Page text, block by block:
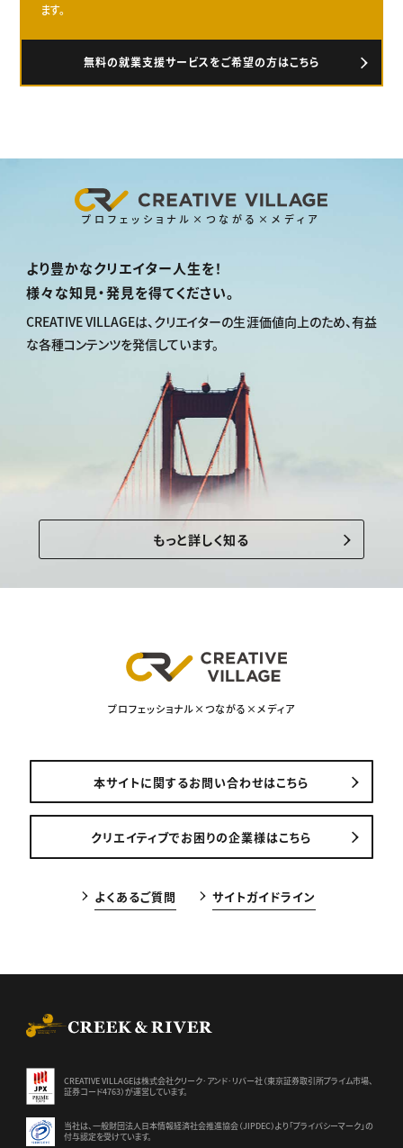
ます。
無料の就業支援サービスをご希望の方はこちら
プロフェッショナル×つながる×メディア
より豊かなクリエイター人生を！
様々な知見・発見を得てください。
CREATIVE VILLAGEは、クリエイターの生涯価値向上のため、有益
な各種コンテンツを発信しています。
もっと詳しく知る
プロフェッショナル×つながる×メディア
本サイトに関するお問い合わせはこちら
クリエイティブでお困りの企業様はこちら
よくあるご質問 サイトガイドライン
CREATIVE VILLAGEは株式会社クリーク･アンド･リバー社（東京証券取引所プライム市場、
証券コード4763）が運営しています。
当社は、一般財団法人日本情報経済社会推進協会（JIPDEC）より 「プライバシーマーク」の
付与認定を受けています。